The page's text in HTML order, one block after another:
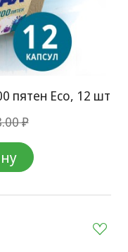
пятен Eco, 12 шт
₽